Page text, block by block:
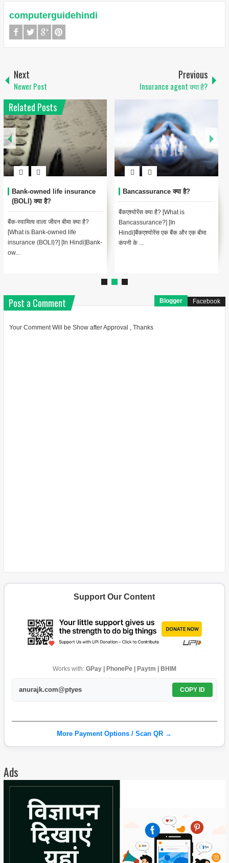
computerguidehindi
Next
Newer Post
Previous
Insurance agent क्या है?
Related Posts
Accidental Death Benefits
Insurance क्या है?
आकस्मिक मृत्यु लाभ बीमा क्या है? [What
is Accidental Death Benefits
Insurance? In Hindi]Accidental
D...
Annualized Premium क्या है?
Annual premium equivalent एक ऐसा
उपाय है जिसका उपयोग पॉलिसी प्रीमियम को
नियमित वार्षिक भुगतानों के स...
Post a Comment Blogger Facebook
Your Comment Will be Show after Approval , Thanks
Support Our Content
Works with: GPay | PhonePe | Paytm | BHIM
anurajk.com@ptyes COPY ID
More Payment Options / Scan QR →
Ads